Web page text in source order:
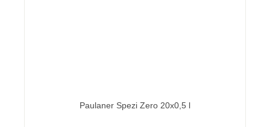
Paulaner Spezi Zero 20x0,5 l